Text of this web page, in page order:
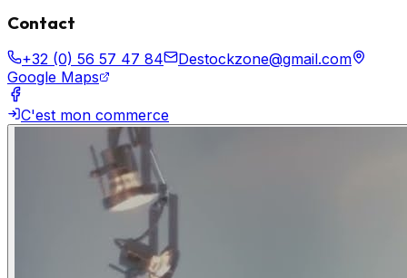
Contact
+32 (0) 56 57 47 84
Destockzone@gmail.com
Google Maps
C'est mon commerce